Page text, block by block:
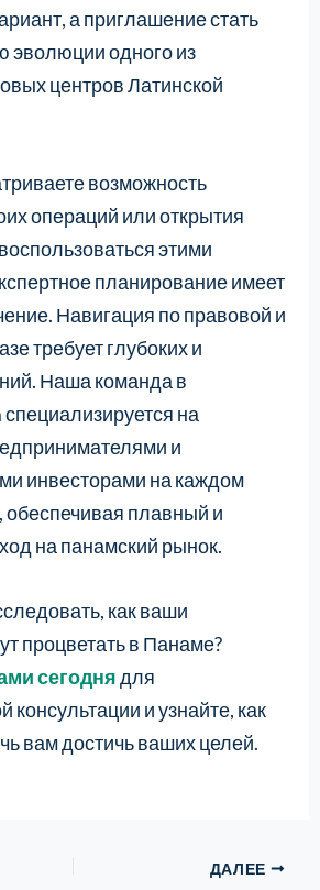
а приглашение стать
эволюции одного из
центров Латинской
возможность
операций или открытия
этими
планирование имеет
Навигация по правовой и
требует глубоких и
Наша команда в
на
и
инвесторами на каждом
обеспечивая плавный и
на панамский рынок.
как ваши
процветать в Панаме?
сегоднядля
консультации и узнайте, как
вам достичь ваших целей.
ДАЛЕЕ